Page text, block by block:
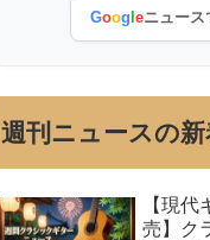
Goog eニュース
週刊ニュースの新
【現
売】ク